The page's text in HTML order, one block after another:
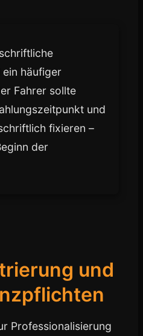
häufiger
Fahrer sollte
und
fixieren –
der
und
Professionalisierung